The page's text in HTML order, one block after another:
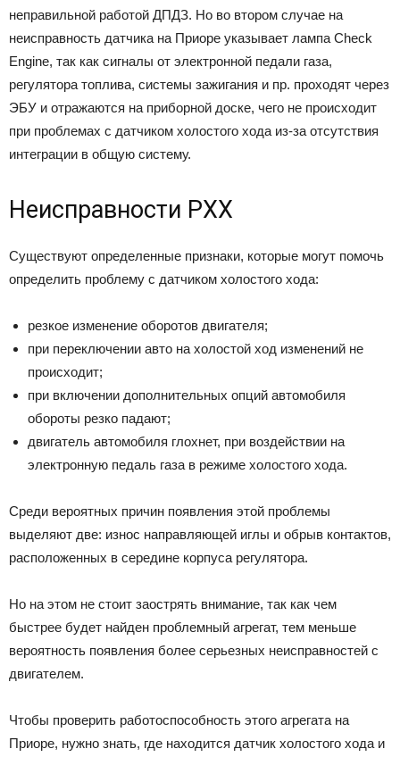
неправильной работой ДПДЗ. Но во втором случае на
неисправность датчика на Приоре указывает лампа Check
Engine, так как сигналы от электронной педали газа,
регулятора топлива, системы зажигания и пр. проходят через
ЭБУ и отражаются на приборной доске, чего не происходит
при проблемах с датчиком холостого хода из-за отсутствия
интеграции в общую систему.
Неисправности РХХ
Существуют определенные признаки, которые могут помочь
определить проблему с датчиком холостого хода:
резкое изменение оборотов двигателя;
при переключении авто на холостой ход изменений не
происходит;
при включении дополнительных опций автомобиля
обороты резко падают;
двигатель автомобиля глохнет, при воздействии на
электронную педаль газа в режиме холостого хода.
Среди вероятных причин появления этой проблемы
выделяют две: износ направляющей иглы и обрыв контактов,
расположенных в середине корпуса регулятора.
Но на этом не стоит заострять внимание, так как чем
быстрее будет найден проблемный агрегат, тем меньше
вероятность появления более серьезных неисправностей с
двигателем.
Чтобы проверить работоспособность этого агрегата на
Приоре, нужно знать, где находится датчик холостого хода и